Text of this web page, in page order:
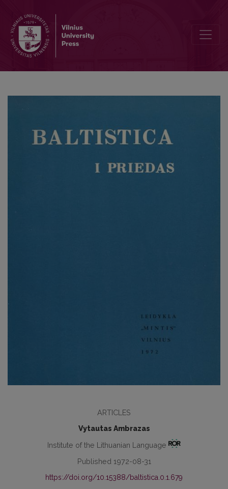
ARTICLES
Vytautas Ambrazas
Institute of the Lithuanian Language
Published 1972-08-31
https://doi.org/10.15388/baltistica.0.1.679